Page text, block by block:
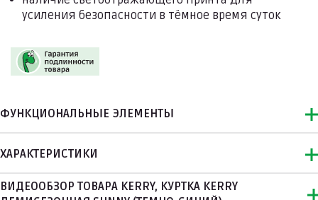
усиления безопасности в тёмное время суток
ФУНКЦИОНАЛЬНЫЕ ЭЛЕМЕНТЫ
ХАРАКТЕРИСТИКИ
ВИДЕООБЗОР ТОВАРА KERRY, КУРТКА KERRY